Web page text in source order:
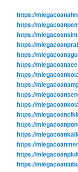
https://
https://
https://
https://
https://
https://
https://
https://
https://
https://
https://
https://
https://
https://
https://
https://